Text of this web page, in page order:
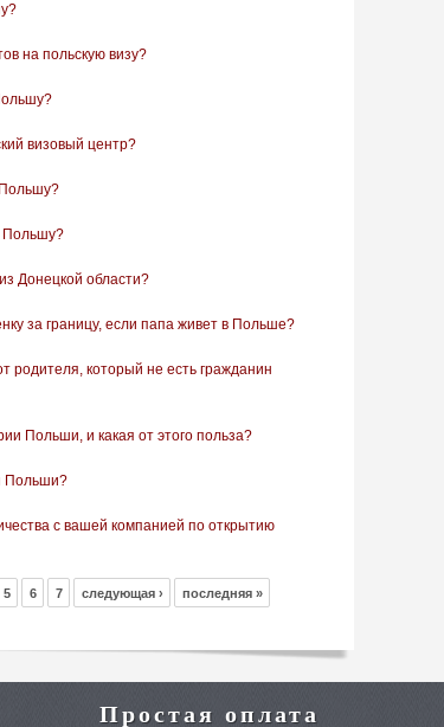
на польскую визу?
визовый центр?
Польшу?
Донецкой области?
за границу, если папа живет в Польше?
родителя, который не есть гражданин
Польши, и какая от этого польза?
Польши?
с вашей компанией по открытию
5 6 7 следующая › последняя »
Простая оплата